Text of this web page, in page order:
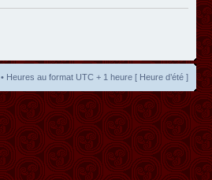
• Heures au format UTC + 1 heure [ Heure d’été ]